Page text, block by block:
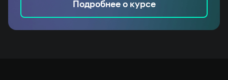
Подробнее о курсе